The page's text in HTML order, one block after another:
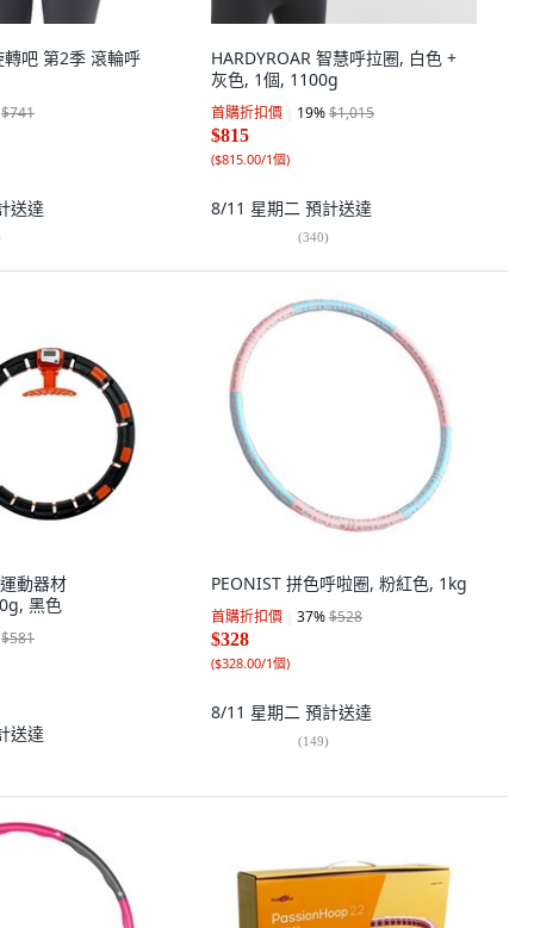
吧 第2季 滾輪呼
$741
送達
HARDYROAR 智慧呼拉圈, 白色 +
灰色, 1個, 1100g
首購折扣價 19%$1,015
$815
($815.00/1個)
8/11 星期二 預計送達
(340)
動器材
黑色
$581
送達
PEONIST 拼色呼啦圈, 粉紅色, 1kg
首購折扣價 37%$528
$328
($328.00/1個)
8/11 星期二 預計送達
(149)